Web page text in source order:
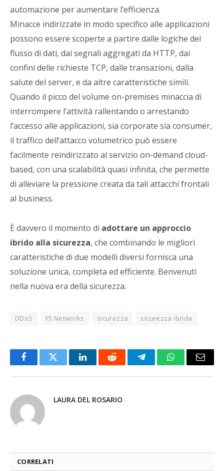
automazione per aumentare l’efficienza.
Minacce indirizzate in modo specifico alle applicazioni
possono essere scoperte a partire dalle logiche del
flusso di dati, dai segnali aggregati da HTTP, dai
confini delle richieste TCP, dalle transazioni, dalla
salute del server, e da altre caratteristiche simili.
Quando il picco del volume on-premises minaccia di
interrompere l’attività rallentando o arrestando
l’accesso alle applicazioni, sia corporate sia consumer,
il traffico dell’attacco volumetrico può essere
facilmente reindirizzato al servizio on-demand cloud-
based, con una scalabilità quasi infinita, che permette
di alleviare la pressione creata da tali attacchi frontali
al business.
È davvero il momento di adottare un approccio
ibrido alla sicurezza, che combinando le migliori
caratteristiche di due modelli diversi fornisca una
soluzione unica, completa ed efficiente. Benvenuti
nella nuova era della sicurezza.
DDoS F5 Networks sicurezza sicurezza ibrida
FacebookTwitter LinkedInReddit TelegramWhatsAppEmail
LAURA DEL ROSARIO
CORRELATI